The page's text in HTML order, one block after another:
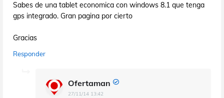
Sabes de una tablet economica con windows 8.1 que tenga
gps integrado. Gran pagina por cierto
Gracias
Responder
Ofertaman
27/11/14 13:42